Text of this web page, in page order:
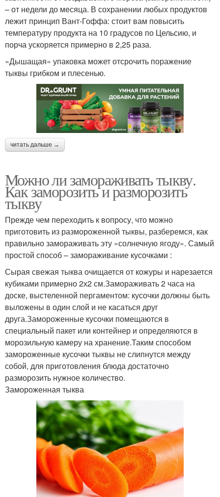
– от недели до месяца. В сохранении любых продуктов
лежит принцип Вант-Гоффа: стоит вам повысить
температуру продукта на 10 градусов по Цельсию, и
порча ускоряется примерно в 2,25 раза.
«Дышащая» упаковка может отсрочить поражение
тыквы грибком и плесенью.
читать дальше →
Можно ли замораживать тыкву.
Как заморозить и разморозить
тыкву
Прежде чем переходить к вопросу, что можно
приготовить из размороженной тыквы, разберемся, как
правильно замораживать эту «солнечную ягоду». Самый
простой способ – замораживание кусочками :
Сырая свежая тыква очищается от кожуры и нарезается
кубиками примерно 2х2 см.Замораживать 2 часа на
доске, выстеленной пергаментом: кусочки должны быть
выложены в один слой и не касаться друг
друга.Замороженные кусочки помещаются в
специальный пакет или контейнер и определяются в
морозильную камеру на хранение.Таким способом
замороженные кусочки тыквы не слипнутся между
собой, для приготовления блюда достаточно
разморозить нужное количество.
Замороженная тыква